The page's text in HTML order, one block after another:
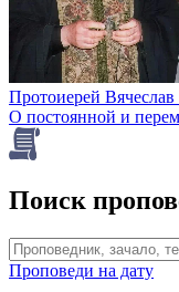
Протоиерей Вячеслав
О постоянной и
Поиск
Проповеди на дату